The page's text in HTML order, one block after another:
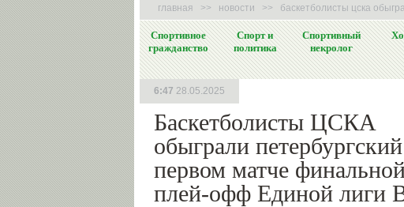
главная >> новости >> баскетболисты цска
Спортивное
гражданство
Спорт и
политика
Спортивный
некролог
Баскетболисты ЦСКА
обыграли
первом матче
плей-офф Единой лиги
6:47 28.05.2025